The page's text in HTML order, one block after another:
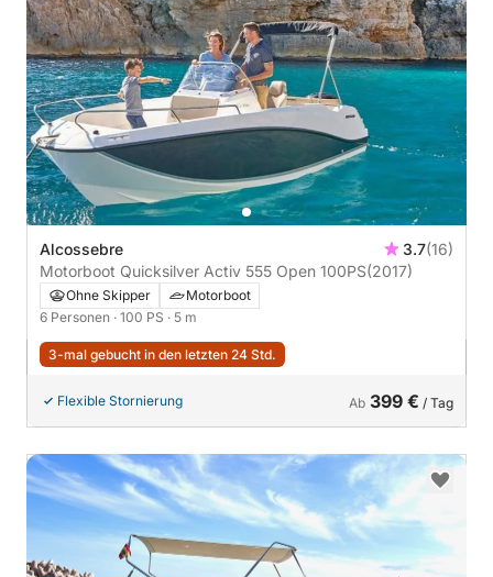
Alcossebre 3.7(16)
Motorboot Quicksilver Activ 555 Open 100PS(2017)
Ohne Skipper
Motorboot
6 Personen · 100 PS · 5 m
3-mal gebucht in den letzten 24 Std.
Flexible Stornierung Ab 399 € / Tag